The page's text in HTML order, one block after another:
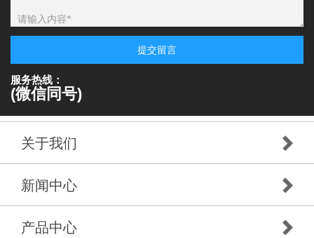
提交留言
服务热线：
(微信同号)
关于我们
新闻中心
产品中心